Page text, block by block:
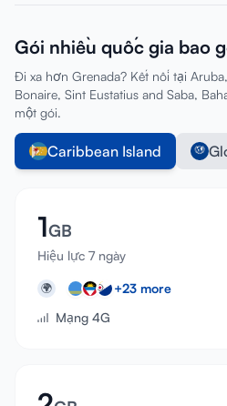
Gói nhiều quốc gia bao
Đi xa hơn Grenada? Kết nối tại
Bonaire, Sint Eustatius and Saba,
một gói.
Caribbean Island
1GB
Hiệu lực 7 ngày
🌍 +23 more
Mạng 4G